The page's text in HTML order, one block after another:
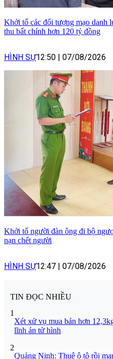
Khởi tố các đối tượng mạo danh
thu bất chính hơn 120 tỷ đồng
HÌNH SỰ12:50 07/08/2026
Khởi tố người đàn ông đi bộ
nạn chết người
HÌNH SỰ12:47 07/08/2026
TIN ĐỌC NHIỀU
1
Xét xử vụ mua bán hơn
lĩnh án tử hình
2
Quảng Ninh: Thuê ô tô rồi